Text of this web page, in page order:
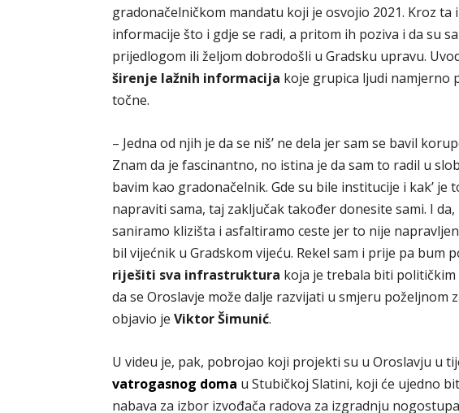
gradonačelničkom mandatu koji je osvojio 2021. Kroz
informacije što i gdje se radi, a pritom ih poziva i da su
prijedlogom ili željom dobrodošli u Gradsku upravu.
širenje lažnih informacija koje grupica ljudi namjerno
točne.
– Jedna od njih je da se niš’ ne dela jer sam se bavil
Znam da je fascinantno, no istina je da sam to radil u
bavim kao gradonačelnik. Gde su bile institucije i kak’ je
napraviti sama, taj zaključak također donesite sami. I
saniramo klizišta i asfaltiramo ceste jer to nije
bil vijećnik u Gradskom vijeću. Rekel sam i prije pa bum
riješiti sva infrastruktura koja je trebala biti političkim
da se Oroslavje može dalje razvijati u smjeru poželjnom
objavio je Viktor Šimunić.
U videu je, pak, pobrojao koji projekti su u Oroslavju u
vatrogasnog doma u Stubičkoj Slatini, koji će ujedno
nabava za izbor izvođača radova za izgradnju